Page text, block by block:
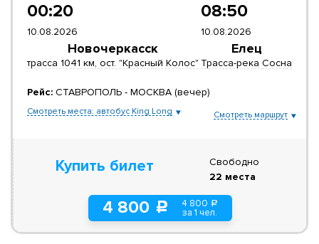
00:20
10.08.2026
Новочеркасск
трасса 1041 км, ост. "Красный Колос"
08:50
10.08.2026
Елец
Трасса-река Сосна
Рейс: СТАВРОПОЛЬ - МОСКВА (вечер)
Смотреть места: автобус King Long Смотреть маршрут
Купить билет
4 800 c 4 800 a
за 1 чел.
Свободно
22 места